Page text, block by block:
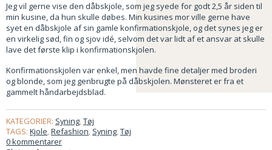
Jeg vil gerne vise den dåbskjole, som jeg syede for godt 2,5 år siden til
min kusine, da hun skulle døbes. Min kusines mor ville gerne have
syet en dåbskjole af sin gamle konfirmationskjole, og det synes jeg er
en virkelig sød, fin og sjov idé, selvom det var lidt af et ansvar at skulle
lave det første klip i konfirmationskjolen.
Konfirmationskjolen var enkel, men havde fine detaljer med broderi
og blonde, som jeg genbrugte på dåbskjolen. Mønsteret er fra et
gammelt håndarbejdsblad.
KATEGORIER: Syning,Tøj
TAGS: Kjole,Refashion, Syning,Tøj
0 kommentarer